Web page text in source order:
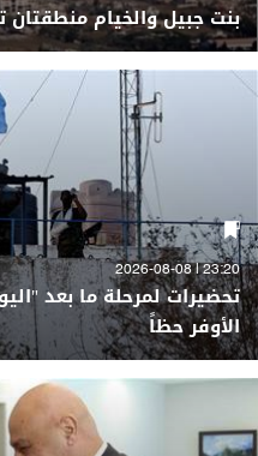
بنت جبيل والخيام منطقتان
23:20 | 2026-08-08
تحضيرات لمرحلة ما بعد
الأوفر حظاً